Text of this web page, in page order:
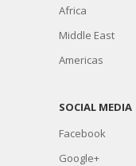
Africa
Middle East
Americas
SOCIAL MEDIA
Facebook
Google+